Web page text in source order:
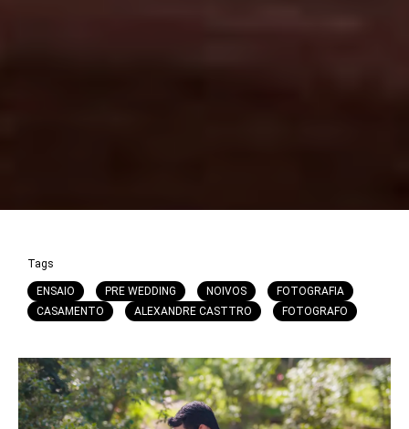
Tags
ENSAIO PRE WEDDING NOIVOS
FOTOGRAFIA
CASAMENTO
ALEXANDRE CASTTRO FOTOGRAFO